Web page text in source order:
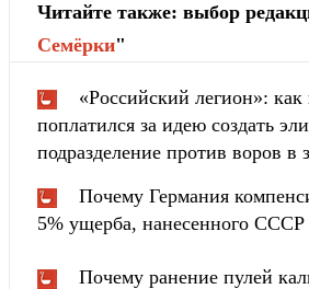
Читайте также: выбор
Cемёрки"
«Российский легион»: как
поплатился за идею создать
подразделение против воров в
Почему Германия
5% ущерба, нанесенного СССР
Почему ранение пулей